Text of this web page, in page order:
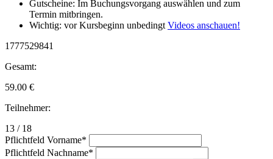
Gutscheine: Im Buchungsvorgang auswählen und zum
Termin mitbringen.
Wichtig: vor Kursbeginn unbedingtVideos anschauen!
1777529841
Gesamt:
59.00 €
Teilnehmer:
13 / 18
Pflichtfeld Vorname*
Pflichtfeld Nachname*